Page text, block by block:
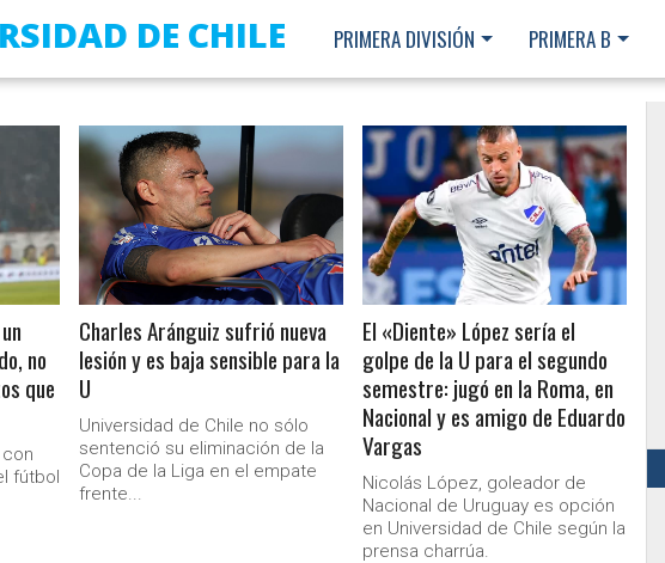
DE CHILE PRIMERA DIVISIÓN PRIMERA B
no
que
fútbol
LEER MÁS
Charles Aránguiz sufrió nueva
lesión y es baja sensible para la
U
Universidad de Chile no sólo
sentenció su eliminación de la
Copa de la Liga en el empate
frente...
LEER MÁS
El «Diente» López sería el
golpe de la U para el segundo
semestre: jugó en la Roma, en
Nacional y es amigo de Eduardo
Vargas
Nicolás López, goleador de
Nacional de Uruguay es opción
en Universidad de Chile según la
prensa charrúa.
Ministerio Secretaría General de Gobierno